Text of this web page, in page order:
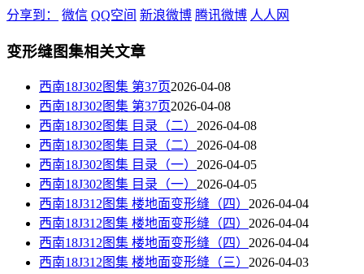
分享到： 微信 QQ空间 新浪微博 腾讯微博 人人网
变形缝图集相关文章
西南18J302图集 第37页2026-04-08
西南18J302图集 第37页2026-04-08
西南18J302图集 目录（二） 2026-04-08
西南18J302图集 目录（二） 2026-04-08
西南18J302图集 目录（一） 2026-04-05
西南18J302图集 目录（一） 2026-04-05
西南18J312图集 楼地面变形缝（四） 2026-04-04
西南18J312图集 楼地面变形缝（四） 2026-04-04
西南18J312图集 楼地面变形缝（四） 2026-04-04
西南18J312图集 楼地面变形缝（三） 2026-04-03